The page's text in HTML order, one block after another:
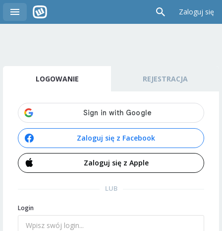
Zaloguj się
LOGOWANIE REJESTRACJA
Zaloguj się z Facebook
Zaloguj się z Apple
LUB
Login